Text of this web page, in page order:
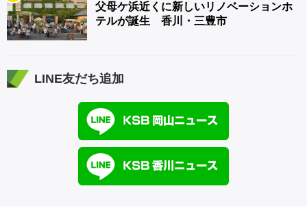
父母ケ浜近くに新しいリノベーションホ
テルが誕生 香川・三豊市
LINE友だち追加